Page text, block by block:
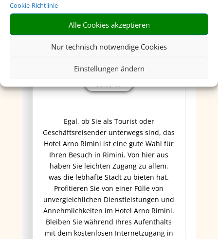
Cookie-Richtlinie
Alle Cookies akzeptieren
Nur technisch notwendige Cookies
Einstellungen ändern
Hotel Arno
Egal, ob Sie als Tourist oder
Geschäftsreisender unterwegs sind, das
Hotel Arno Rimini ist eine gute Wahl für
Ihren Besuch in Rimini. Von hier aus
haben Sie leichten Zugang zu allem,
was die lebhafte Stadt zu bieten hat.
Profitieren Sie von einer Fülle von
unvergleichlichen Dienstleistungen und
Annehmlichkeiten im Hotel Arno Rimini.
Bleiben Sie während Ihres Aufenthalts
mit dem kostenlosen Internetzugang in